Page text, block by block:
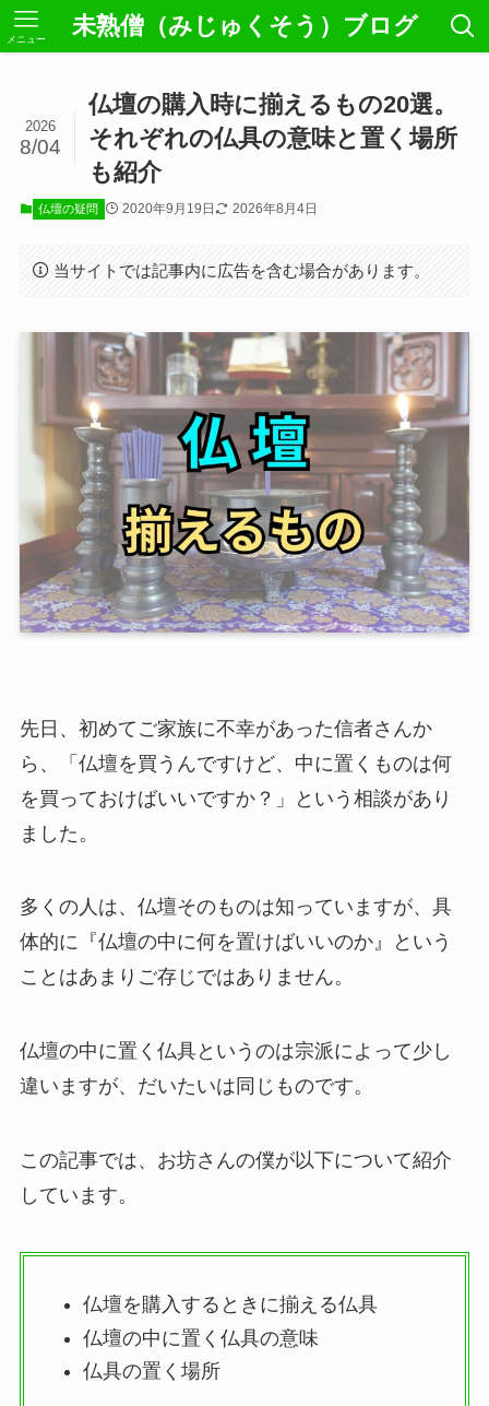
未熟僧（みじゅくそう）ブログ
メニュー
仏壇の購入時に揃えるもの20選。
それぞれの仏具の意味と置く場所
も紹介
2026
8/04
仏壇の疑問 2020年9月19日 2026年8月4日
当サイトでは記事内に広告を含む場合があります。
先日、初めてご家族に不幸があった信者さんか
ら、「仏壇を買うんですけど、中に置くものは何
を買っておけばいいですか？」という相談があり
ました。
多くの人は、仏壇そのものは知っていますが、具
体的に『仏壇の中に何を置けばいいのか』という
ことはあまりご存じではありません。
仏壇の中に置く仏具というのは宗派によって少し
違いますが、だいたいは同じものです。
この記事では、お坊さんの僕が以下について紹介
しています。
仏壇を購入するときに揃える仏具
仏壇の中に置く仏具の意味
仏具の置く場所